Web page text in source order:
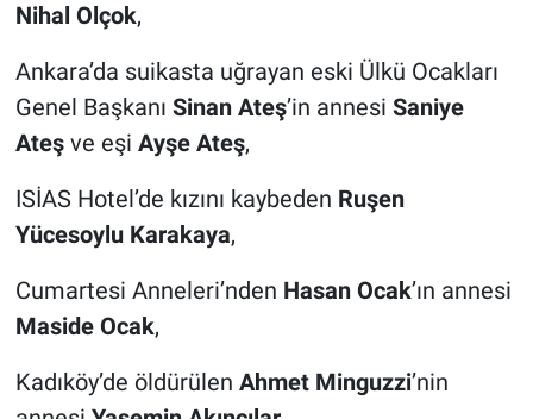
Nihal Olçok,
Ankara’da suikasta uğrayan eski Ülkü Ocakları
Genel Başkanı Sinan Ateş’in annesi Saniye
Ateşve eşi Ayşe Ateş,
ISİAS Hotel’de kızını kaybeden Ruşen
Yücesoylu Karakaya,
Cumartesi Anneleri’nden Hasan Ocak’ın annesi
Maside Ocak,
Kadıköy’de öldürülen Ahmet Minguzzi’nin